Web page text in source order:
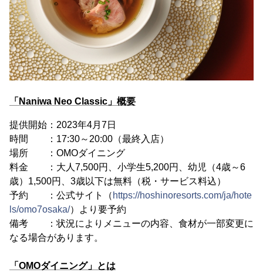
「Naniwa Neo Classic」概要
提供開始：2023年4月7日
時間 ：17:30～20:00（最終入店）
場所 ：OMOダイニング
料金 ：大人7,500円、小学生5,200円、幼児（4歳～6
歳）1,500円、3歳以下は無料（税・サービス料込）
予約 ：公式サイト（ https://hoshinoresorts.com/ja/hote
ls/omo7osaka/）より要予約
備考 ：状況によりメニューの内容、食材が一部変更に
なる場合があります。
「OMOダイニング」とは